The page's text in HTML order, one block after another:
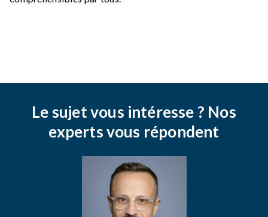
Le sujet vous intéresse ? Nos
experts vous répondent